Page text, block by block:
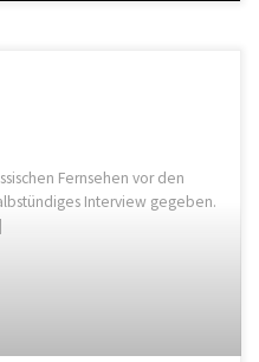
Fernsehen vor den
Interview gegeben.